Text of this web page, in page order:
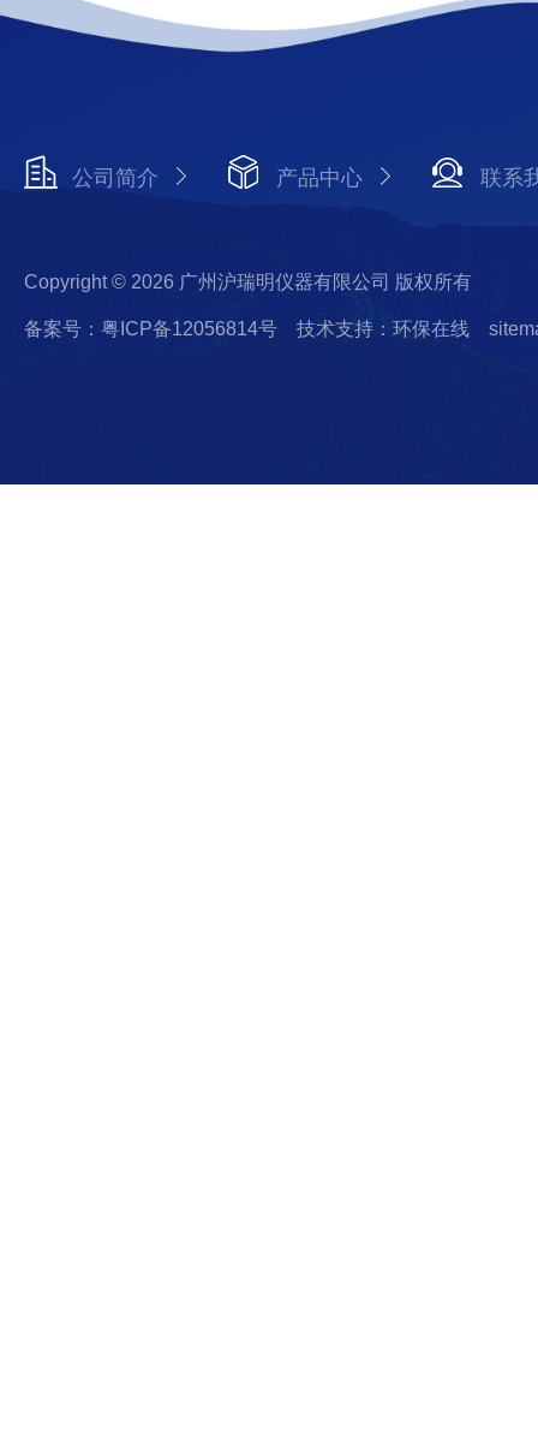
公司简介 产品中心 联系
Copyright © 2026 广州沪瑞明仪器有限公司 版权所有
备案号：粤ICP备12056814号 技术支持：环保在线